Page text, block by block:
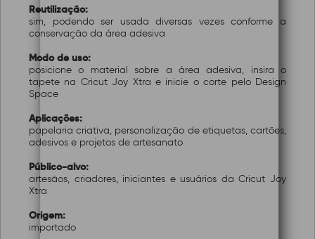
Reutilização:
sim, podendo ser usada diversas vezes conforme a
conservação da área adesiva
Modo de uso:
posicione o material sobre a área adesiva, insira o
tapete na Cricut Joy Xtra e inicie o corte pelo Design
Space
Aplicações:
papelaria criativa, personalização de etiquetas, cartões,
adesivos e projetos de artesanato
Público-alvo:
artesãos, criadores, iniciantes e usuários da Cricut Joy
Xtra
Origem:
importado